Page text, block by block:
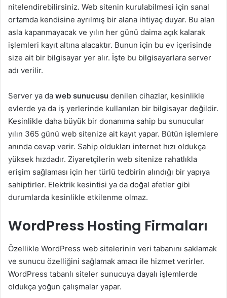
nitelendirebilirsiniz. Web sitenin kurulabilmesi için sanal
ortamda kendisine ayrılmış bir alana ihtiyaç duyar. Bu alan
asla kapanmayacak ve yılın her günü daima açık kalarak
işlemleri kayıt altına alacaktır. Bunun için bu ev içerisinde
size ait bir bilgisayar yer alır. İşte bu bilgisayarlara server
adı verilir.
Server ya da web sunucusu denilen cihazlar, kesinlikle
evlerde ya da iş yerlerinde kullanılan bir bilgisayar değildir.
Kesinlikle daha büyük bir donanıma sahip bu sunucular
yılın 365 günü web sitenize ait kayıt yapar. Bütün işlemlere
anında cevap verir. Sahip oldukları internet hızı oldukça
yüksek hızdadır. Ziyaretçilerin web sitenize rahatlıkla
erişim sağlaması için her türlü tedbirin alındığı bir yapıya
sahiptirler. Elektrik kesintisi ya da doğal afetler gibi
durumlarda kesinlikle etkilenme olmaz.
WordPress Hosting Firmaları
Özellikle WordPress web sitelerinin veri tabanını saklamak
ve sunucu özelliğini sağlamak amacı ile hizmet verirler.
WordPress tabanlı siteler sunucuya dayalı işlemlerde
oldukça yoğun çalışmalar yapar.